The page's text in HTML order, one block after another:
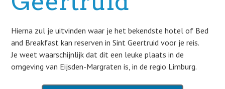
Hierna zul je uitvinden waar je het bekendste hotel of Bed
and Breakfast kan reserven in Sint Geertruid voor je reis.
Je weet waarschijnlijk dat dit een leuke plaats in de
omgeving van Eijsden-Margraten is, in de regio Limburg.